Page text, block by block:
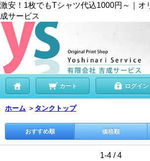
激安！1枚でもTシャツ代込1000円～｜オ
成サービス
カート ログイン
ホーム ＞ タンクトップ
おすすめ順 価格順
1-4 / 4